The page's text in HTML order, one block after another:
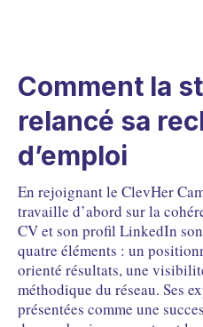
Comment la
relancé sa
d’emploi
En rejoignant le ClevHer
travaille d’abord sur la
CV et son profil LinkedIn
quatre éléments : un
orienté résultats, une
méthodique du réseau. Ses
présentées comme une